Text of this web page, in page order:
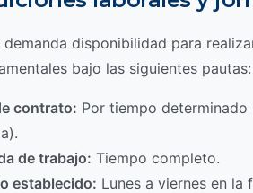
demanda disponibilidad para
bajo las siguientes pautas:
contrato: Por tiempo
de trabajo: Tiempo completo.
establecido: Lunes a viernes en la